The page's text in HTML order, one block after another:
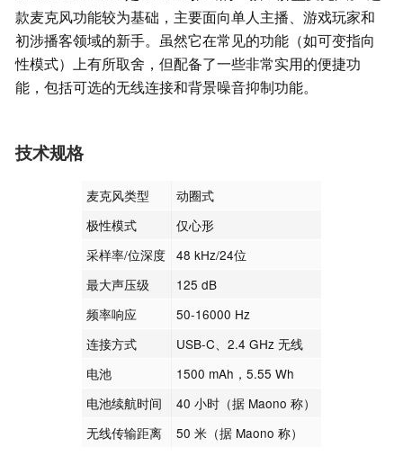
款麦克风功能较为基础，主要面向单人主播、游戏玩家和
初涉播客领域的新手。虽然它在常见的功能（如可变指向
性模式）上有所取舍，但配备了一些非常实用的便捷功
能，包括可选的无线连接和背景噪音抑制功能。
技术规格
麦克风类型
动圈式
极性模式
仅心形
采样率/位深度
48 kHz/24位
最大声压级
125 dB
频率响应
50-16000 Hz
连接方式
USB-C、2.4 GHz 无线
电池
1500 mAh，5.55 Wh
电池续航时间
40 小时（据 Maono 称）
无线传输距离
50 米（据 Maono 称）